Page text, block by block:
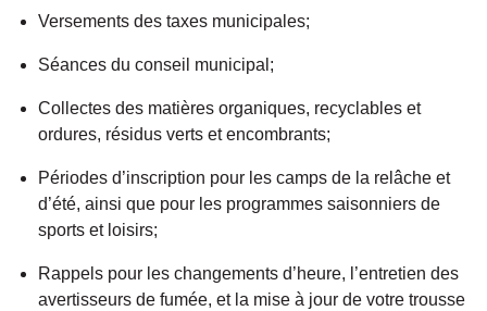
Versements des taxes municipales;
Séances du conseil municipal;
Collectes des matières organiques, recyclables et
ordures, résidus verts et encombrants;
Périodes d’inscription pour les camps de la relâche et
d’été, ainsi que pour les programmes saisonniers de
sports et loisirs;
Rappels pour les changements d’heure, l’entretien des
avertisseurs de fumée, et la mise à jour de votre trousse